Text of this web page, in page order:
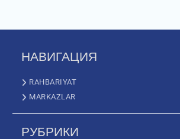
НАВИГАЦИЯ
RAHBARIYAT
MARKAZLAR
РУБРИКИ